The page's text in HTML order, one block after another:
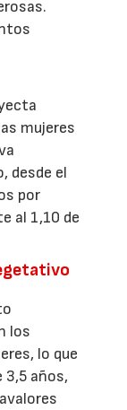
mujeres
desde el
por
al 1,10 de
los
lo que
3,5 años,